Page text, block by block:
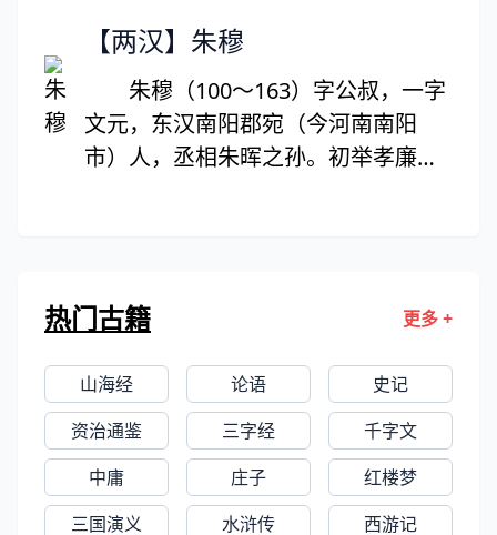
大于诗作。骈文有近百篇，散文论说
性强，笔锋犀利，讽刺辛辣。游记写
景状物，多所寄托，被推为“游记之
祖”。著有《河东先生集》。
博士，迁太中大夫，受大臣周勃、灌
称贾长沙、贾太傅。司马迁对屈原、
贾谊都寄予同情，为二人写了一篇合
传，后世因而往往把贾谊与屈原并称
酣畅，鲁迅称之为“西汉鸿文”，代表
作有《过秦论》《论积贮疏》《陈政
事疏》等。其辞赋皆为骚体，形式趋
于散体化，是汉赋发展的先声，以
《吊屈原赋》《鵩鸟赋》最为著名。
【两汉】朱穆
朱穆（100～163）字公叔，一字
文元，东汉南阳郡宛（今河南南阳
市）人，丞相朱晖之孙。初举孝廉。
官，罚作刑徒，因千人上书为之鸣不
书请除宦官未成，忧愤死。
热门古籍 更多 +
山海经 论语
史记
资治通鉴
三字经
千字文
中庸
庄子
红楼梦
三国演义
水浒传 西游记